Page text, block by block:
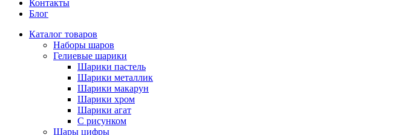
Контакты
Блог
Каталог товаров
Наборы шаров
Гелиевые шарики
Шарики пастель
Шарики металлик
Шарики макарун
Шарики хром
Шарики агат
С рисунком
Шары цифры